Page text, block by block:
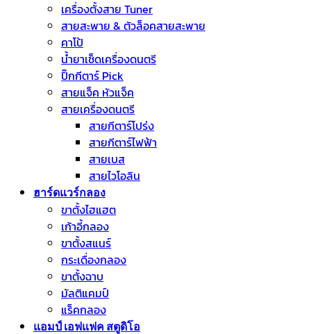
เครื่องตั้งสาย Tuner
สายสะพาย & ตัวล็อคสายสะพาย
คาโป้
น้ำยาเช็ดเครื่องดนตรี
ปิ๊กกีตาร์ Pick
สายแจ็ค หัวแจ็ค
สายเครื่องดนตรี
สายกีตาร์โปร่ง
สายกีตาร์ไฟฟ้า
สายเบส
สายไวโอลิน
ฮาร์ดแวร์กลอง
ขาตั้งไฮแฮต
เก้าอี้กลอง
ขาตั้งสแนร์
กระเดื่องกลอง
ขาตั้งฉาบ
มัลติแคมป์
แร็คกลอง
แอมป์ เอฟแฟค สตูดิโอ